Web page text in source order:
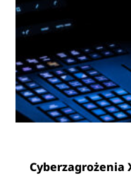
Cyberzagrożenia